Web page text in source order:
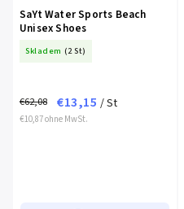
SaYt Water Sports Beach
Unisex Shoes
Skladem (2 St)
€10,87 ohne MwSt.
€62,08 €13,15 / St